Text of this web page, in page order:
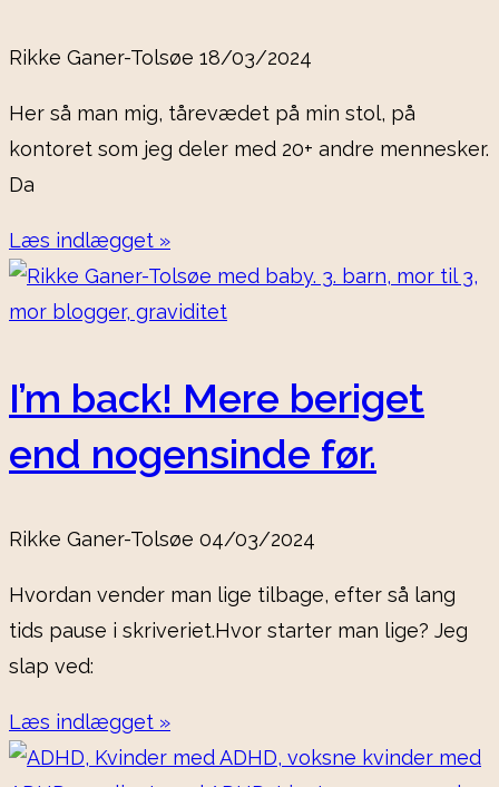
Rikke Ganer-Tolsøe 18/03/2024
Her så man mig, tårevædet på min stol, på
kontoret som jeg deler med 20+ andre mennesker.
Da
Læs indlægget »
I’m back! Mere beriget
end nogensinde før.
Rikke Ganer-Tolsøe 04/03/2024
Hvordan vender man lige tilbage, efter så lang
tids pause i skriveriet.Hvor starter man lige? Jeg
slap ved:
Læs indlægget »